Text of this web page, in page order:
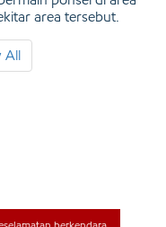
area tersebut.
All